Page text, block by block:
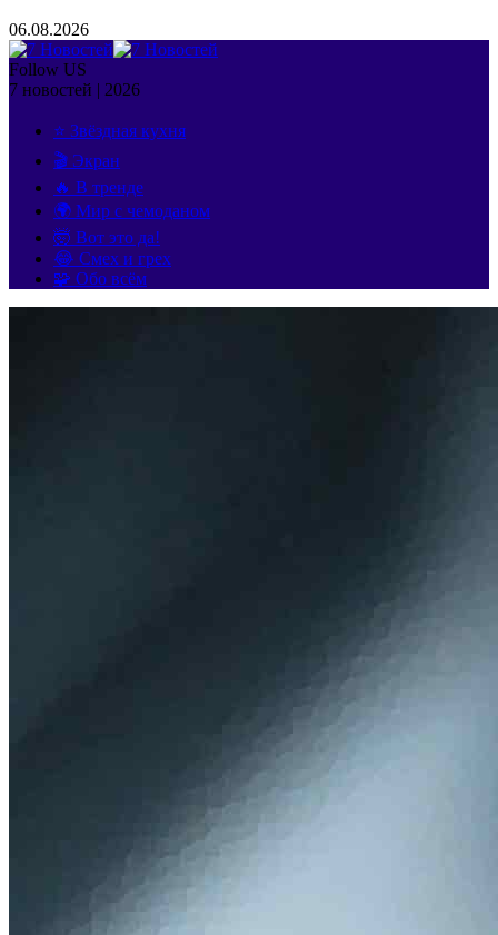
06.08.2026
Follow US
7 новостей | 2026
⭐ Звёздная кухня
🎬 Экран
🔥 В тренде
🌍 Мир с чемоданом
🤯 Вот это да!
😂 Смех и грех
🧩 Обо всём